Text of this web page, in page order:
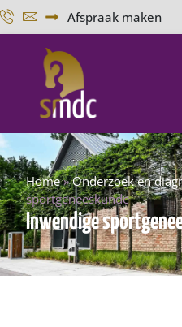
Afspraak maken
Home»Onderzoek en
sportgeneeskunde
Inwendige